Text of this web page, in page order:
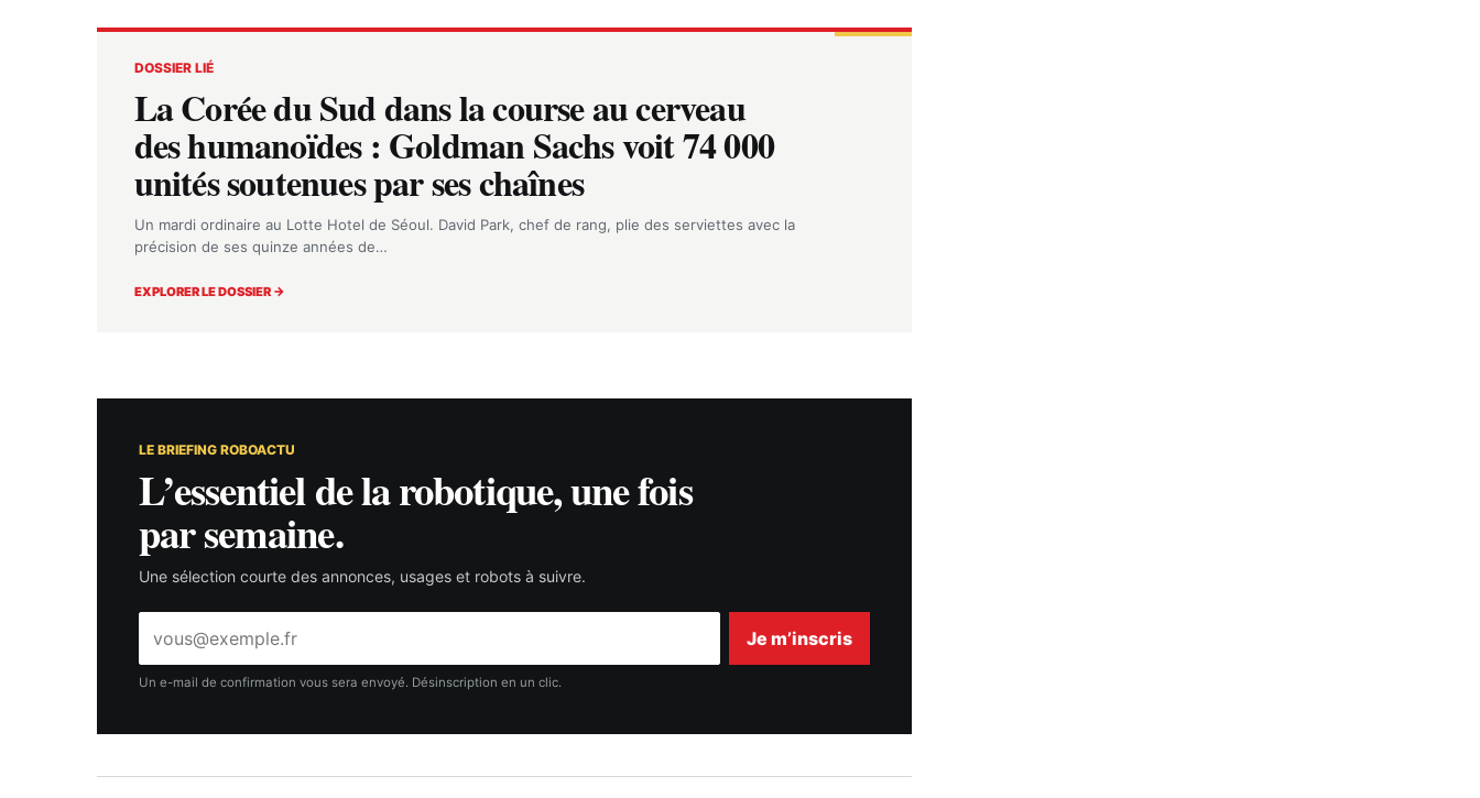
DOSSIER LIÉ
La Corée du Sud dans la course au cerveau
des humanoïdes : Goldman Sachs voit 74 000
unités soutenues par ses chaînes
Un mardi ordinaire au Lotte Hotel de Séoul. David Park, chef de rang, plie des serviettes avec la
précision de ses quinze années de…
EXPLORER LE DOSSIER →
LE BRIEFING ROBOACTU
L’essentiel de la robotique, une fois
par semaine.
Une sélection courte des annonces, usages et robots à suivre.
mail
Je m’inscris
Un e-mail de confirmation vous sera envoyé. Désinscription en un clic.